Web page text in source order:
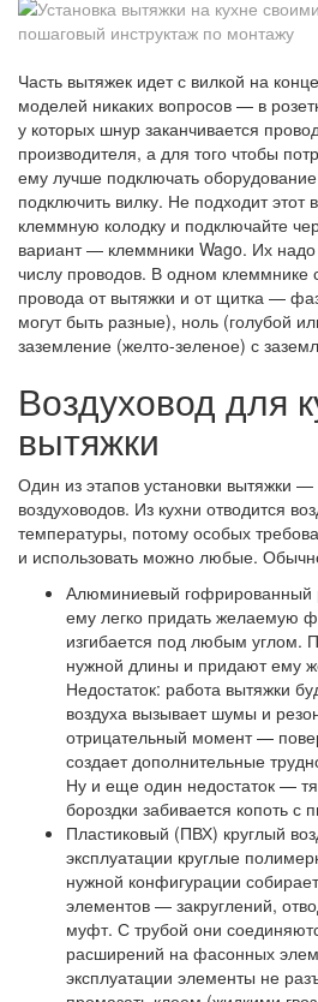
Часть вытяжек идет с вилкой на
моделей никаких вопросов — в
у которых шнур заканчивается
производителя, а для того чтобы
ему лучше подключать
подключить вилку. Не подходит
клеммную колодку и подключайте
вариант — клеммники Wago. Их
числу проводов. В одном клеммнике
провода от вытяжки и от щитка —
могут быть разные), ноль (голубой
заземление (желто-зеленое) с
Воздуховод для
вытяжки
Один из этапов установки вытяжки
воздуховодов. Из кухни отводится
температуры, потому особых
и использовать можно любые.
Алюминиевый гофрированный
ему легко придать желаемую
изгибается под любым углом.
нужной длины и придают ему
Недостаток: работа вытяжки
воздуха вызывает шумы и
отрицательный момент —
создает дополнительные
Ну и еще один недостаток —
бороздки забивается копоть
Пластиковый (ПВХ) круглый
эксплуатации круглые
нужной конфигурации
элементов — закруглений,
муфт. С трубой они
расширений на фасонных
эксплуатации элементы не